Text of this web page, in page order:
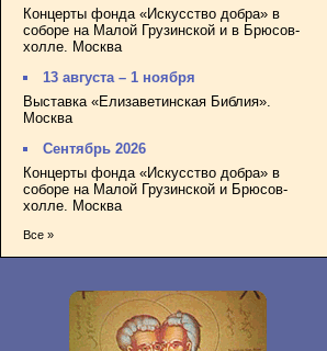
Концерты фонда «Искусство добра» в
соборе на Малой Грузинской и в Брюсов-
холле. Москва
13 августа – 1 ноября
Выставка «Елизаветинская Библия».
Москва
Сентябрь 2026
Концерты фонда «Искусство добра» в
соборе на Малой Грузинской и Брюсов-
холле. Москва
Все »